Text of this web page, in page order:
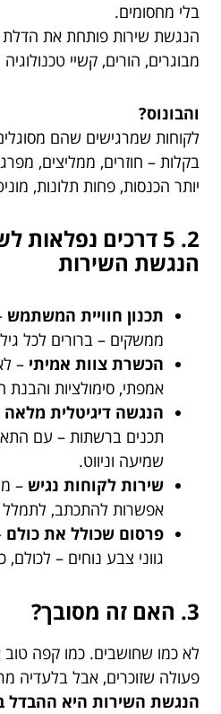
בלי מחסומים.
הנגשת שירות פותחת את הדלת
מבוגרים, הורים, קשיי טכנולוגיה
והבונוס?
לקוחות שמרגישים שהם
בקלות – חוזרים, ממליצים,
יותר הכנסות, פחות תלונות,
2. 5 דרכים
הנגשת השירות
תכנון חוויית המשתמש
ממשקים – ברורים לכל
הכשרת צוות אמיתי –
אמפתי, סימולציות והבנת
הנגשה דיגיטלית מלאה
תכנים ברשתות – עם
שמיעה וניווט.
שירות לקוחות נגיש –
אפשרות להתכתב,
פרסום שכולל את כולם
גווני צבע נוחים – לכולם,
3. האם זה מסובך?
לא כמו שחושבים. כמו קפה
פעולה שזוכרים, אבל בלעדיה
הנגשת השירות היא ההבדל